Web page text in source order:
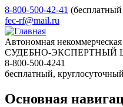
8-800-500-42-41
fec-rf@mail.ru
Автономная
СУДЕБНО-ЭКСПЕРТНЫЙ
8-800-500-4241
бесплатный, круглосуточный
Основная